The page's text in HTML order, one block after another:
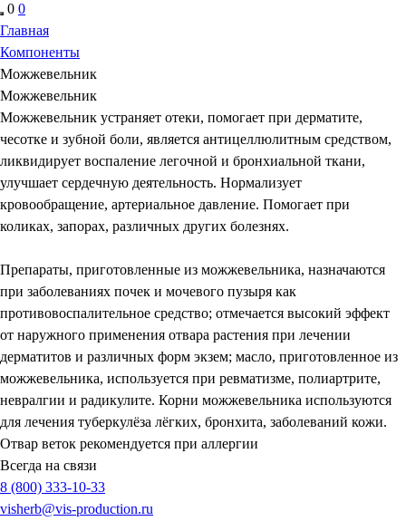
0 0
Главная
Компоненты
Можжевельник
Можжевельник
Можжевельник устраняет отеки, помогает при дерматите,
чесотке и зубной боли, является антицеллюлитным средством,
ликвидирует воспаление легочной и бронхиальной ткани,
улучшает сердечную деятельность. Нормализует
кровообращение, артериальное давление. Помогает при
коликах, запорах, различных других болезнях.
Препараты, приготовленные из можжевельника, назначаются
при заболеваниях почек и мочевого пузыря как
противовоспалительное средство; отмечается высокий эффект
от наружного применения отвара растения при лечении
дерматитов и различных форм экзем; масло, приготовленное из
можжевельника, используется при ревматизме, полиартрите,
невралгии и радикулите. Корни можжевельника используются
для лечения туберкулёза лёгких, бронхита, заболеваний кожи.
Отвар веток рекомендуется при аллергии
Всегда на связи
8 (800) 333-10-33
visherb@vis-production.ru